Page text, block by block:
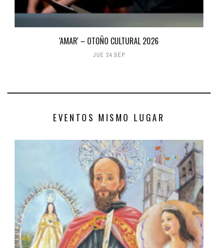
'AMAR' – OTOÑO CULTURAL 2026
JUE 24 SEP
EVENTOS MISMO LUGAR